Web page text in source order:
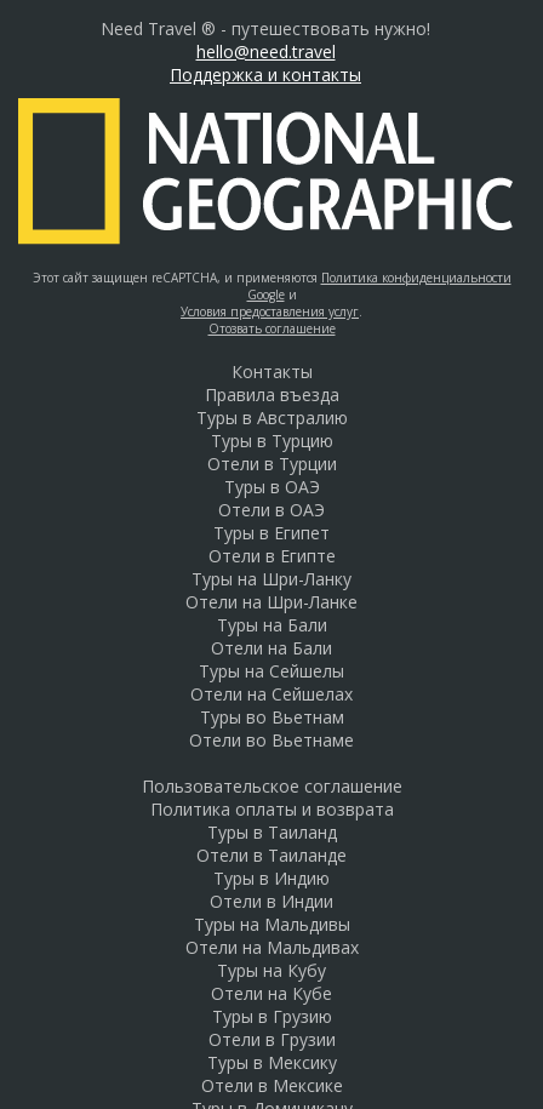
Need Travel ® - путешествовать нужно!
hello@need.travel
Поддержка и контакты
Этот сайт защищен reCAPTCHA, и применяются Политика конфиденциальности
Googleи
Условия предоставления услуг.
Отозвать соглашение
Контакты
Правила въезда
Туры в Австралию
Туры в Турцию
Отели в Турции
Туры в ОАЭ
Отели в ОАЭ
Туры в Египет
Отели в Египте
Туры на Шри-Ланку
Отели на Шри-Ланке
Туры на Бали
Отели на Бали
Туры на Сейшелы
Отели на Сейшелах
Туры во Вьетнам
Отели во Вьетнаме
Пользовательское соглашение
Политика оплаты и возврата
Туры в Таиланд
Отели в Таиланде
Туры в Индию
Отели в Индии
Туры на Мальдивы
Отели на Мальдивах
Туры на Кубу
Отели на Кубе
Туры в Грузию
Отели в Грузии
Туры в Мексику
Отели в Мексике